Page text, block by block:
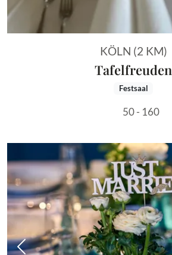
KÖLN (2 KM)
Tafelfreuden
Festsaal
50 - 160